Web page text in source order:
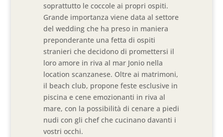
soprattutto le coccole ai propri ospiti.
Grande importanza viene data al settore
del wedding che ha preso in maniera
preponderante una fetta di ospiti
stranieri che decidono di promettersi il
loro amore in riva al mar Jonio nella
location scanzanese. Oltre ai matrimoni,
il beach club, propone feste esclusive in
piscina e cene emozionanti in riva al
mare, con la possibilità di cenare a piedi
nudi con gli chef che cucinano davanti i
vostri occhi.